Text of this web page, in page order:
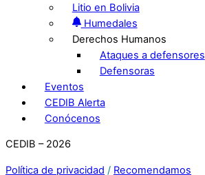
Litio en Bolivia
Humedales
Derechos Humanos
Ataques a defensores
Defensoras
Eventos
CEDIB Alerta
Conócenos
CEDIB – 2026
Política de privacidad / Recomendamos